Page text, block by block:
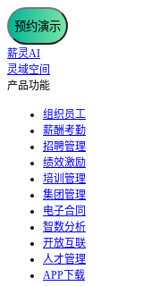
预约演示
薪灵AI
灵域空间
产品功能
组织员工
薪酬考勤
招聘管理
绩效激励
培训管理
集团管理
电子合同
智数分析
开放互联
人才管理
APP下载